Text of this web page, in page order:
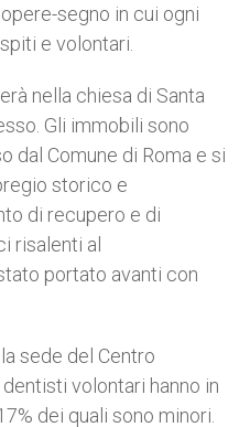
segno in cui ogni
e volontari.
nella chiesa di Santa
Gli immobili sono
dal Comune di Roma e si
storico e
di recupero e di
risalenti al
portato avanti con
sede del Centro
volontari hanno in
dei quali sono minori.